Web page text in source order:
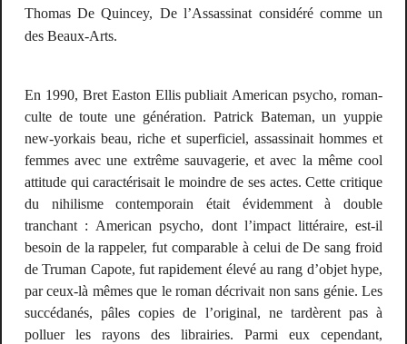
Thomas De Quincey, De l’Assassinat considéré comme un
des Beaux-Arts.
En 1990, Bret Easton Ellis publiait American psycho, roman-
culte de toute une génération. Patrick Bateman, un yuppie
new-yorkais beau, riche et superficiel, assassinait hommes et
femmes avec une extrême sauvagerie, et avec la mêmecool
attitudequi caractérisait le moindre de ses actes. Cette critique
du nihilisme contemporain était évidemment à double
tranchant : American psycho, dont l’impact littéraire, est-il
besoin de la rappeler, fut comparable à celui deDe sang froid
de Truman Capote, fut rapidement élevé au rang d’objethype,
par ceux-là mêmes que le roman décrivait non sans génie. Les
succédanés, pâles copies de l’original, ne tardèrent pas à
polluer les rayons des librairies. Parmi eux cependant,